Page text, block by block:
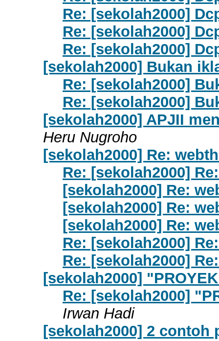
Re: [sekolah2000]
Re: [sekolah2000]
Re: [sekolah2000]
[sekolah2000] Bukan
Re: [sekolah2000]
Re: [sekolah2000]
[sekolah2000] APJII
Heru Nugroho
[sekolah2000] Re:
Re: [sekolah2000]
[sekolah2000] Re:
[sekolah2000] Re:
[sekolah2000] Re:
Re: [sekolah2000]
Re: [sekolah2000]
[sekolah2000]
Re: [sekolah2000]
Irwan Hadi
[sekolah2000] 2 contoh